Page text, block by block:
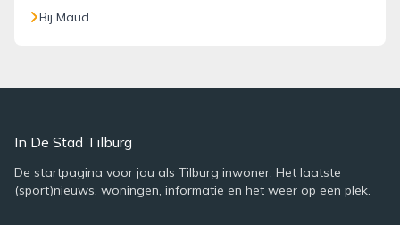
Bij Maud
In De Stad Tilburg
De startpagina voor jou als Tilburg inwoner. Het laatste
(sport)nieuws, woningen, informatie en het weer op een plek.